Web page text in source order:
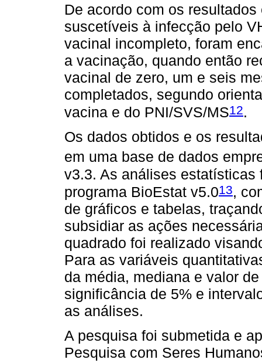
De acordo com os
suscetíveis à infecção pelo
vacinal incompleto, foram
a vacinação, quando então
vacinal de zero, um e seis
completados, segundo
vacina e do PNI/SVS/MS12.
Os dados obtidos e os
em uma base de dados
v3.3. As análises estatísticas
programa BioEstat v5.013,
de gráficos e tabelas,
subsidiar as ações
quadrado foi realizado
Para as variáveis
da média, mediana e valor
significância de 5% e
as análises.
A pesquisa foi submetida e
Pesquisa com Seres